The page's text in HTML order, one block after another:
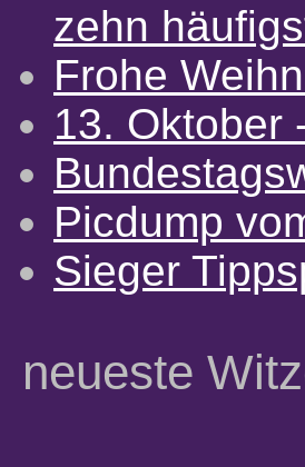
zehn
Frohe
13. Oktober
Picdump
Sieger
neueste